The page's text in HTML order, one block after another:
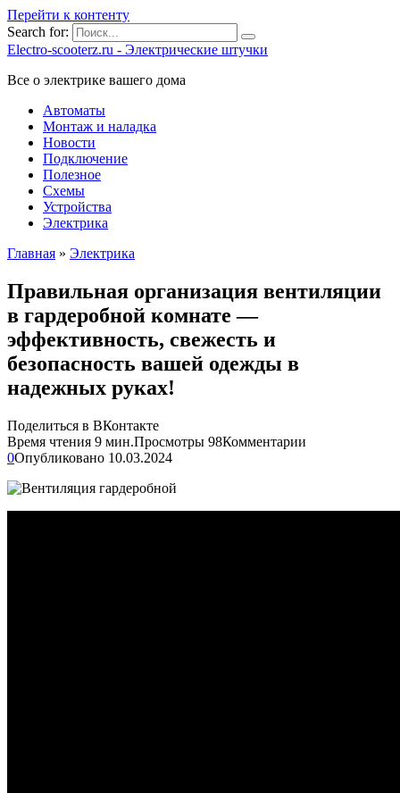
Перейти к контенту
Search for:
Electro-scooterz.ru - Электрические штучки
Все о электрике вашего дома
Автоматы
Монтаж и наладка
Новости
Подключение
Полезное
Схемы
Устройства
Электрика
Главная » Электрика
Правильная организация вентиляции
в гардеробной комнате —
эффективность, свежесть и
безопасность вашей одежды в
надежных руках!
Поделиться в ВКонтакте
Время чтения 9 мин.Просмотры 98Комментарии
0Опубликовано 10.03.2024